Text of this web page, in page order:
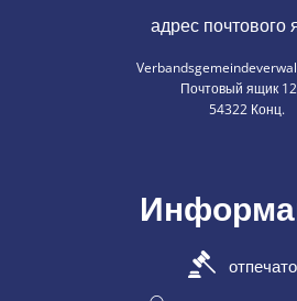
адрес почтового
Почтовый ящик
54322 Конц.